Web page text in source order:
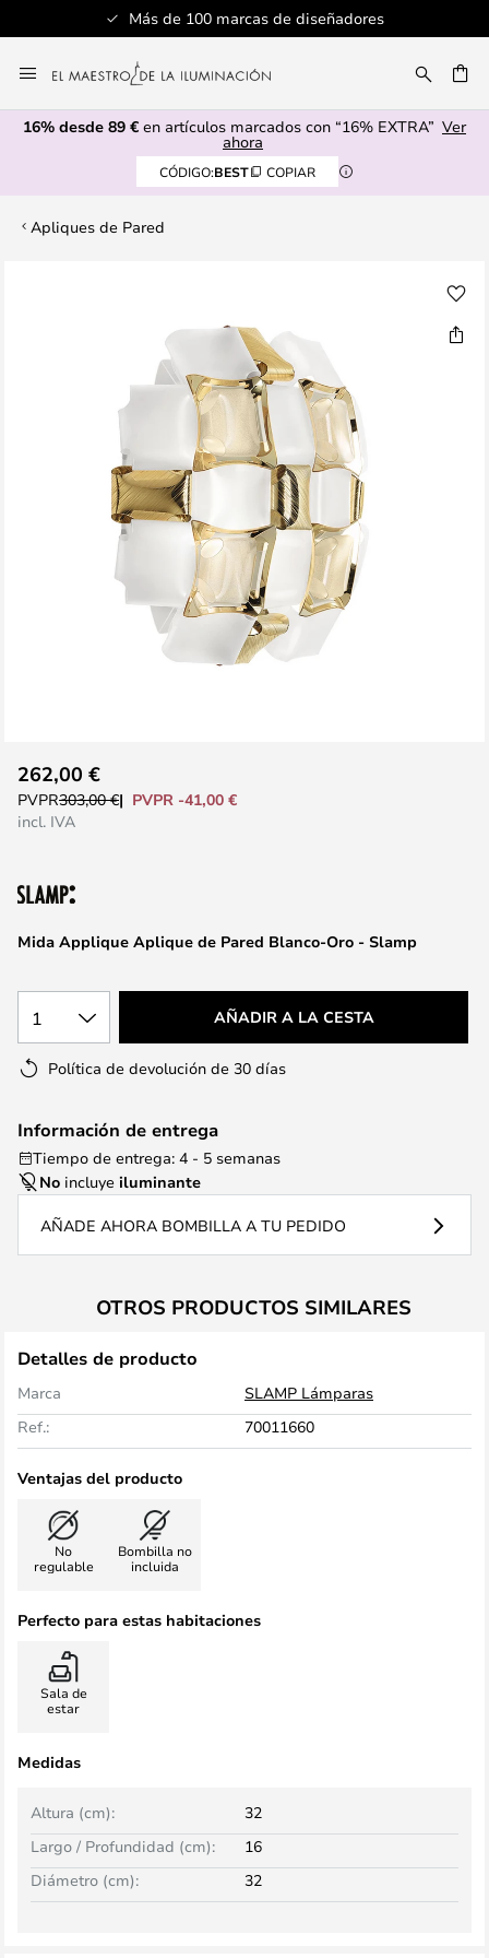
Más de 100 marcas de diseñadores
al
contenido
16% desde 89 € en artículos marcados con “16% EXTRA” Ver
ahora
CÓDIGO:BEST COPIAR
Apliques de Pared
comienzo
galería
imágenes
Mida Applique Aplique de Pared Blanco-Oro - Slamp
262,00 €
PVPR303,00 €
PVPR -41,00 €
incl. IVA
1 AÑADIR A LA CESTA
Política de devolución de 30 días
Información de entrega
Tiempo de entrega: 4 - 5 semanas
No incluye iluminante
AÑADE AHORA BOMBILLA A TU PEDIDO
OTROS PRODUCTOS SIMILARES
Detalles de producto
Marca
SLAMP Lámparas
Ref.:
70011660
Ventajas del producto
No
regulable
Bombilla no
incluida
Perfecto para estas habitaciones
Sala de
estar
Medidas
Altura (cm):
32
Largo / Profundidad (cm):
16
Diámetro (cm):
32